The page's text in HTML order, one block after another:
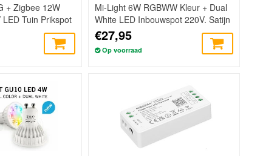
+ Zigbee 12W
Tuin Prikspot
Mi-Light 6W RGBWW Kleur + Dual
White LED Inbouwspot 220V. Satijn
Wit
€27,95
Op voorraad